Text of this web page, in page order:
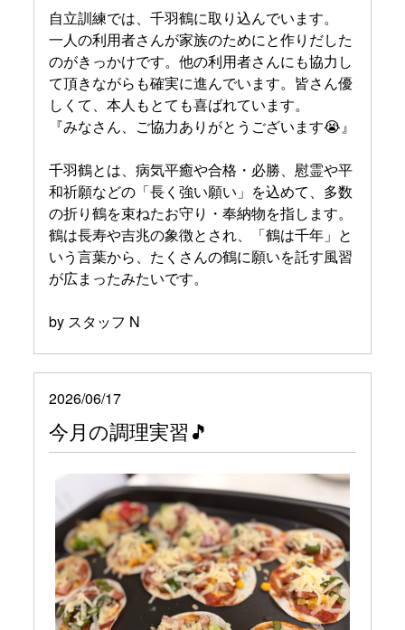
自立訓練では、千羽鶴に取り込んでいます。
一人の利用者さんが家族のためにと作りだした
のがきっかけです。他の利用者さんにも協力し
て頂きながらも確実に進んでいます。皆さん優
しくて、本人もとても喜ばれています。
『みなさん、ご協力ありがとうございます😭』
千羽鶴とは、病気平癒や合格・必勝、慰霊や平
和祈願などの「長く強い願い」を込めて、多数
の折り鶴を束ねたお守り・奉納物を指します。
鶴は長寿や吉兆の象徴とされ、「鶴は千年」と
いう言葉から、たくさんの鶴に願いを託す風習
が広まったみたいです。
by スタッフ N
2026/06/17
今月の調理実習🎵